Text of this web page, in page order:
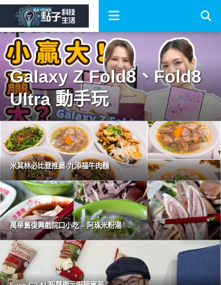
Galaxy Z Fold8、Fold8
Ultra 動手玩
米其林必比登推薦-九添福牛肉麵
萬華舊復興戲院口小吃 – 阿珠米粉湯